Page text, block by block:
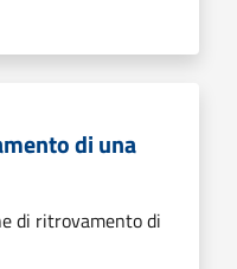
di una
di ritrovamento di